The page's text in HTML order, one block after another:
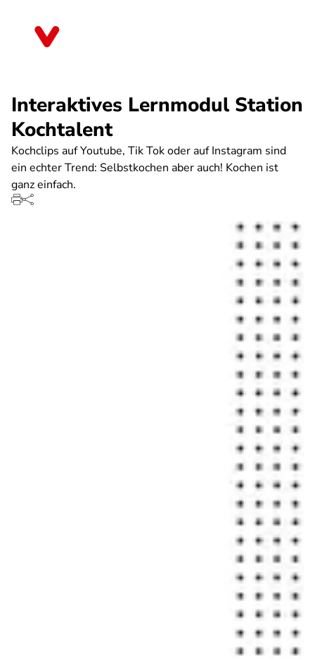
Interaktives Lernmodul Station
Kochtalent
Kochclips auf Youtube, Tik Tok oder auf Instagram sind
ein echter Trend: Selbstkochen aber auch! Kochen ist
ganz einfach.